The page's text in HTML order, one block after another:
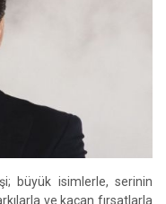
büyük isimlerle, serinin
ve kaçan fırsatlarla